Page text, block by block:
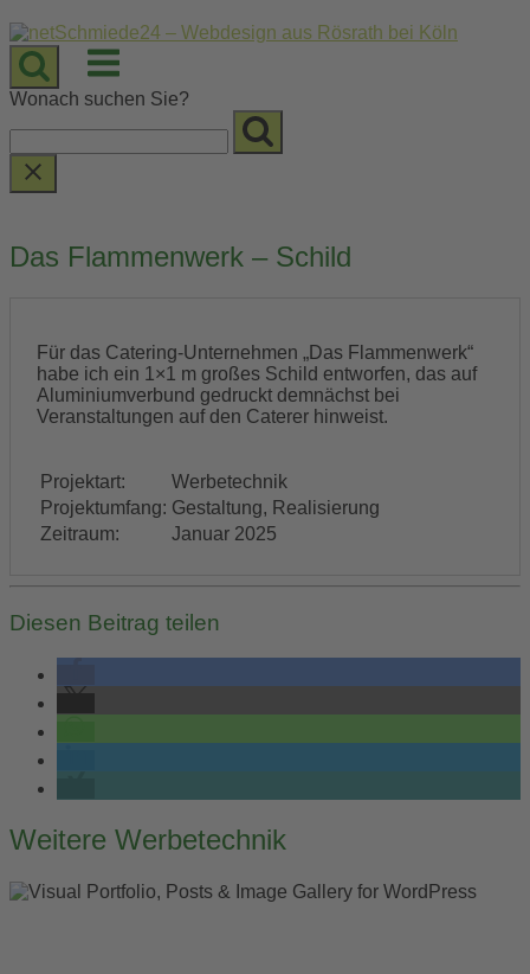
Skip
to
content
Menu
Wonach suchen Sie?
Das Flammenwerk – Schild
Für das Catering-Unternehmen „Das Flammenwerk“
habe ich ein 1×1 m großes Schild entworfen, das auf
Aluminiumverbund gedruckt demnächst bei
Veranstaltungen auf den Caterer hinweist.
Projektart:
Werbetechnik
Projektumfang: Gestaltung, Realisierung
Zeitraum:
Januar 2025
Diesen Beitrag teilen
Post
Weitere Werbetechnik